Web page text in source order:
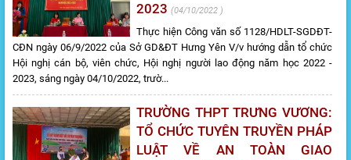
2023
04/10/2022
Thực hiện Công văn số 1128/HDLT-SGDĐT-
CĐN ngày 06/9/2022 của Sở GD&ĐT Hưng Yên V/v hướng dẫn tổ chức
Hội nghị cán bộ, viên chức, Hội nghị người lao động năm học 2022 -
2023, sáng ngày 04/10/2022, trườ...
TRƯỜNG THPT TRƯNG VƯƠNG:
TỔ CHỨC TUYÊN TRUYỀN PHÁP
LUẬT VỀ AN TOÀN GIAO